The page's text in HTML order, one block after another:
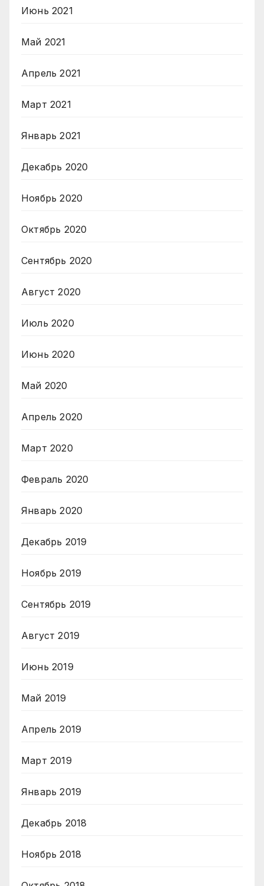
Июнь 2021
Май 2021
Апрель 2021
Март 2021
Январь 2021
Декабрь 2020
Ноябрь 2020
Октябрь 2020
Сентябрь 2020
Август 2020
Июль 2020
Июнь 2020
Май 2020
Апрель 2020
Март 2020
Февраль 2020
Январь 2020
Декабрь 2019
Ноябрь 2019
Сентябрь 2019
Август 2019
Июнь 2019
Май 2019
Апрель 2019
Март 2019
Январь 2019
Декабрь 2018
Ноябрь 2018